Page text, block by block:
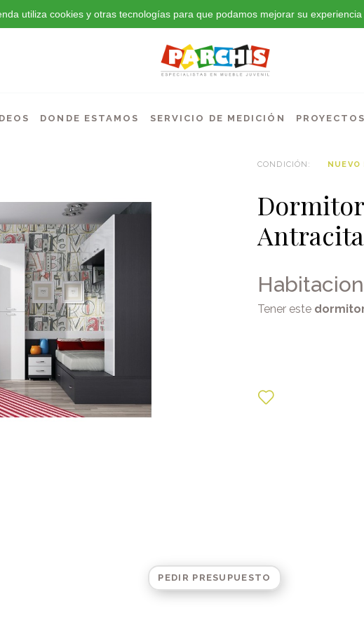
utiliza cookies y otras tecnologías para que podamos mejorar su experiencia
DONDE ESTAMOS SERVICIO DE MEDICIÓN PROYECTOS
CONDICIÓN: NUEVO
Antracita
Tener este
PEDIR PRESUPUESTO